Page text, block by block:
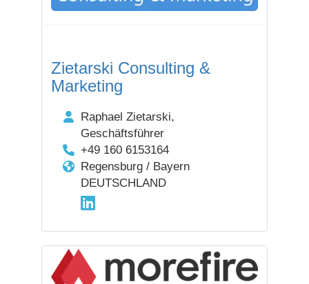
Zietarski Consulting &
Marketing
Raphael Zietarski,
Geschäftsführer
+49 160 6153164
Regensburg / Bayern
DEUTSCHLAND